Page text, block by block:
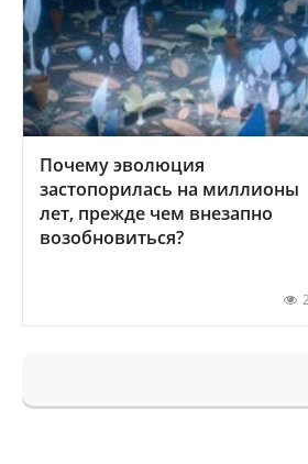
Почему эволюция
застопорилась на миллионы
лет, прежде чем внезапно
возобновиться?